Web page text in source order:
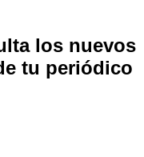
los nuevos
tu periódico